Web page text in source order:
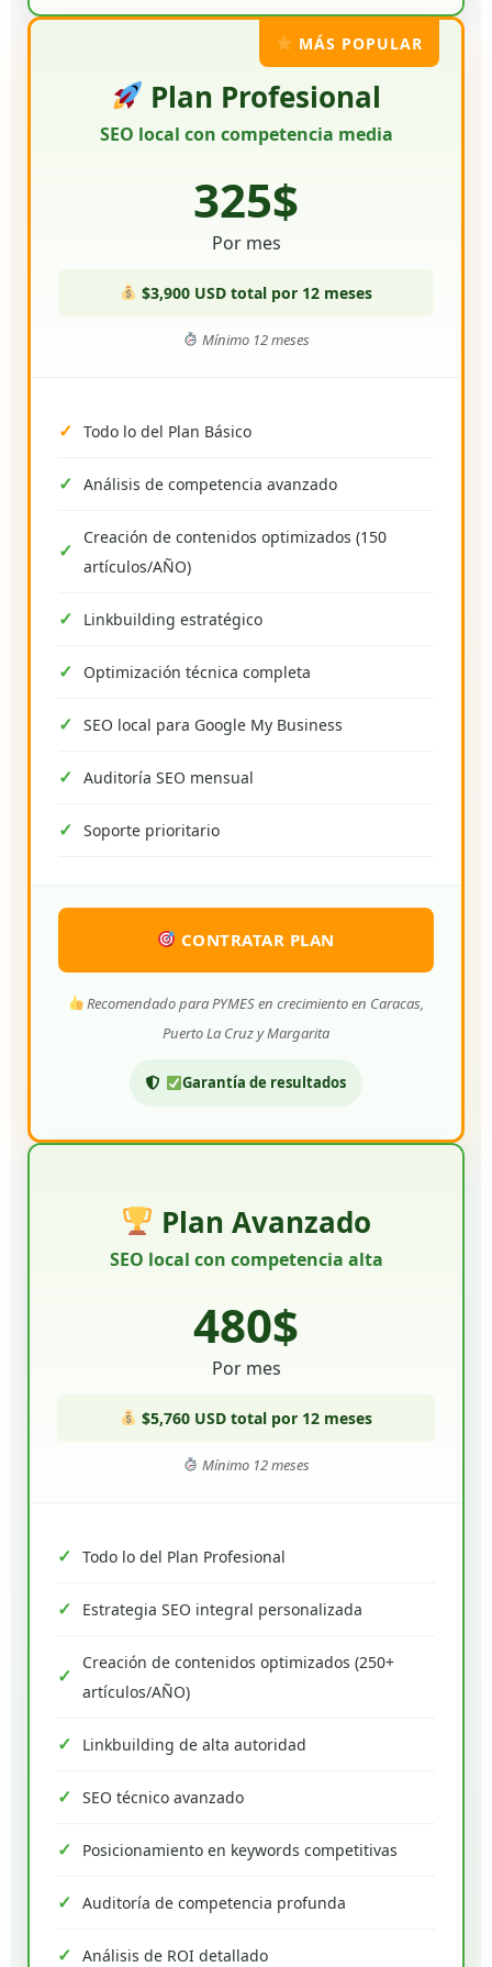
MÁS POPULAR
Plan Profesional
SEO local con competencia media
325$
Por mes
$3,900 USD total por 12 meses
Mínimo 12 meses
Todo lo del Plan Básico
Análisis de competencia avanzado
Creación de contenidos optimizados (150
artículos/AÑO)
Linkbuilding estratégico
Optimización técnica completa
SEO local para Google My Business
Auditoría SEO mensual
Soporte prioritario
CONTRATAR PLAN
Recomendado para PYMES en crecimiento en Caracas,
Puerto La Cruz y Margarita
Garantía de resultados
Plan Avanzado
SEO local con competencia alta
480$
Por mes
$5,760 USD total por 12 meses
Mínimo 12 meses
Todo lo del Plan Profesional
Estrategia SEO integral personalizada
Creación de contenidos optimizados (250+
artículos/AÑO)
Linkbuilding de alta autoridad
SEO técnico avanzado
Posicionamiento en keywords competitivas
Auditoría de competencia profunda
Análisis de ROI detallado